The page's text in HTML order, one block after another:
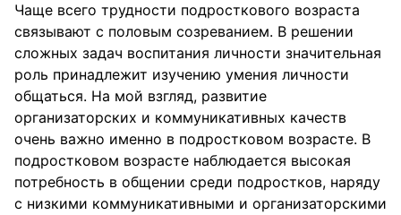
Чаще всего трудности подросткового возраста
связывают с половым созреванием. В решении
сложных задач воспитания личности значительная
роль принадлежит изучению умения личности
общаться. На мой взгляд, развитие
организаторских и коммуникативных качеств
очень важно именно в подростковом возрасте. В
подростковом возрасте наблюдается высокая
потребность в общении среди подростков, наряду
с низкими коммуникативными и организаторскими